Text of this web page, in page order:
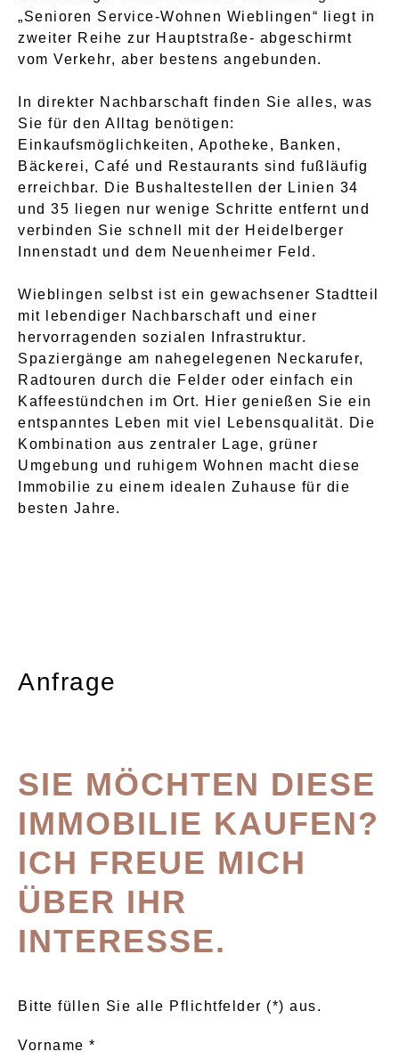
„Senioren Service-Wohnen Wieblingen“ liegt in
zweiter Reihe zur Hauptstraße- abgeschirmt
vom Verkehr, aber bestens angebunden.
In direkter Nachbarschaft finden Sie alles, was
Sie für den Alltag benötigen:
Einkaufsmöglichkeiten, Apotheke, Banken,
Bäckerei, Café und Restaurants sind fußläufig
erreichbar. Die Bushaltestellen der Linien 34
und 35 liegen nur wenige Schritte entfernt und
verbinden Sie schnell mit der Heidelberger
Innenstadt und dem Neuenheimer Feld.
Wieblingen selbst ist ein gewachsener Stadtteil
mit lebendiger Nachbarschaft und einer
hervorragenden sozialen Infrastruktur.
Spaziergänge am nahegelegenen Neckarufer,
Radtouren durch die Felder oder einfach ein
Kaffeestündchen im Ort. Hier genießen Sie ein
entspanntes Leben mit viel Lebensqualität. Die
Kombination aus zentraler Lage, grüner
Umgebung und ruhigem Wohnen macht diese
Immobilie zu einem idealen Zuhause für die
besten Jahre.
Anfrage
SIE MÖCHTEN DIESE
IMMOBILIE KAUFEN?
ICH FREUE MICH
ÜBER IHR
INTERESSE.
Bitte füllen Sie alle Pflichtfelder (*) aus.
Vorname *